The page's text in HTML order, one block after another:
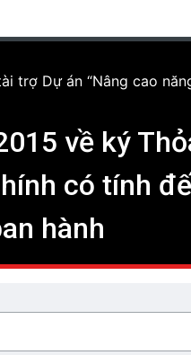
trợ Dự án “Nâng cao
về ký
có tính
hành